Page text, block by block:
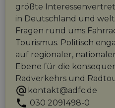
größte
in Deutschland und
Fragen rund ums
Tourismus. Politisch
auf regionaler,
Ebene für die
Radverkehrs und
kontakt@adfc.de
030 2091498-0